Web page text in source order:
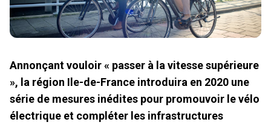
Annonçant vouloir « passer à la vitesse supérieure
», la région Ile-de-France introduira en 2020 une
série de mesures inédites pour promouvoir le vélo
électrique et compléter les infrastructures